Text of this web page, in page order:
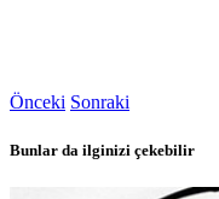
Önceki Sonraki
Bunlar da ilginizi çekebilir